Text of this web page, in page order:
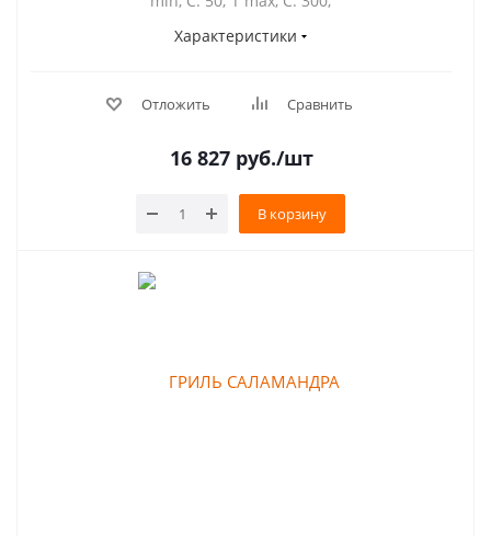
Характеристики
Отложить Сравнить
16 827 руб./шт
В корзину